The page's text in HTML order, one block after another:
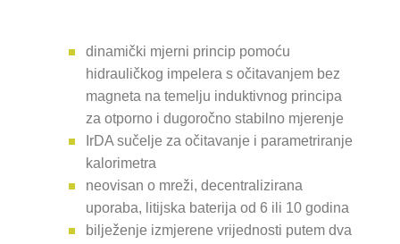
dinamički mjerni princip pomoću
hidrauličkog impelera s očitavanjem bez
magneta na temelju induktivnog principa
za otporno i dugoročno stabilno mjerenje
IrDA sučelje za očitavanje i parametriranje
kalorimetra
neovisan o mreži, decentralizirana
uporaba, litijska baterija od 6 ili 10 godina
bilježenje izmjerene vrijednosti putem dva